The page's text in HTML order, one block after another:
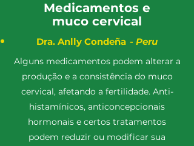
Medicamentos e
muco cervical
Dra. Anlly Condeña - Peru
Alguns medicamentos podem alterar a
produção e a consistência do muco
cervical, afetando a fertilidade. Anti-
histamínicos, anticoncepcionais
hormonais e certos tratamentos
podem reduzir ou modificar sua